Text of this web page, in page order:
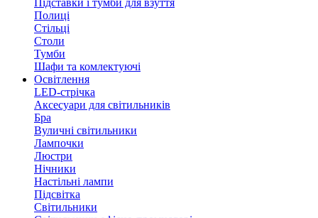
Підставки і тумби для взуття
Полиці
Стільці
Столи
Тумби
Шафи та комлектуючі
Освітлення
LED-стрічка
Аксесуари для світильників
Бра
Вуличні світильники
Лампочки
Люстри
Нічники
Настільні лампи
Підсвітка
Світильники